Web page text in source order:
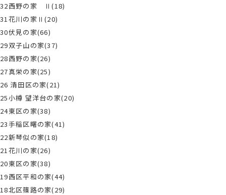
32西野の家 Ⅱ(18)
31花川の家Ⅱ(20)
30伏見の家(66)
29双子山の家(37)
28西野の家(26)
27真栄の家(25)
26 清田区の家(21)
25小樽 望洋台の家(20)
24東区の家(38)
23手稲区曙の家(41)
22新琴似の家(18)
21花川の家(26)
20東区の家(38)
19西区平和の家(44)
18北区篠路の家(29)